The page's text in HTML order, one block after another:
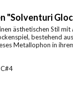
"Solventuri
ästhetischen Stil
bestehend
Metallophon in